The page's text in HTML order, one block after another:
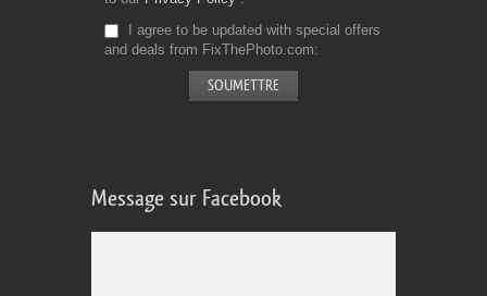
I agree to be updated with special offers
and deals from FixThePhoto.com
Message sur Facebook